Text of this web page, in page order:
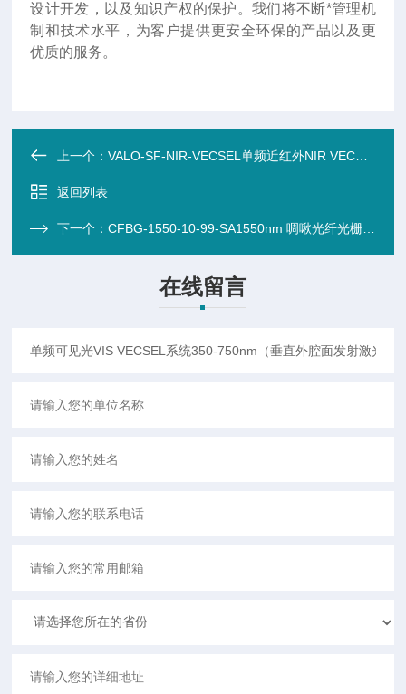
设计开发，以及知识产权的保护。我们将不断*管理机
制和技术水平，为客户提供更安全环保的产品以及更
优质的服务。
上一个：VALO-SF-NIR-VECSEL单频近红外NIR VECSEL系统(垂直腔面发射激光器) 700-2100nm
返回列表
下一个：CFBG-1550-10-99-SA1550nm 啁啾光纤光栅 CFBG（色散匀化片）
在线留言